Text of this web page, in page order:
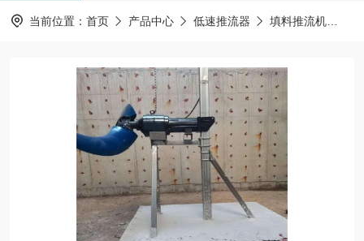
当前位置： 首页 产品中心 低速推流器 填料推流机